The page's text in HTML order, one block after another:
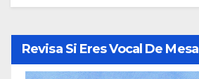
Revisa Si Eres Vocal De Mesa